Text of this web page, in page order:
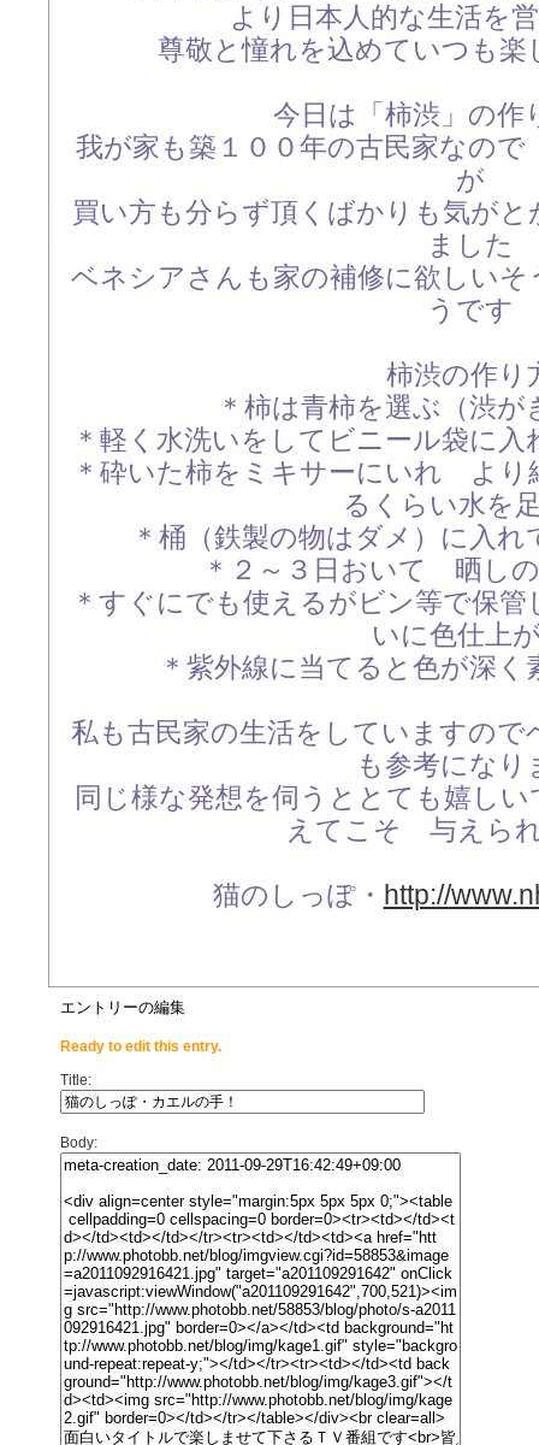
より日本人的な生活を
尊敬と憧れを込めていつも
今日は「柿渋」の作
我が家も築１００年の古民家なの
が
買い方も分らず頂くばかりも気が
ました
ベネシアさんも家の補修に欲しい
うです
柿渋の作り
＊柿は青柿を選ぶ（渋
＊軽く水洗いをしてビニール袋に
＊砕いた柿をミキサーにいれ より
るくらい水を
＊桶（鉄製の物はダメ）に入
＊２～３日おいて 晒し
＊すぐにでも使えるがビン等で保
いに色仕上
＊紫外線に当てると色が深
私も古民家の生活をしていますの
も参考になり
同じ様な発想を伺うととても嬉し
えてこそ 与えら
猫のしっぽ・ http://
エントリーの編集
Ready to edit this entry.
Title:
Body: